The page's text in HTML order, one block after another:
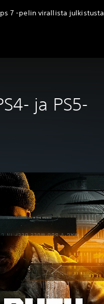
7 -pelin virallista julkistusta
ja PS5-